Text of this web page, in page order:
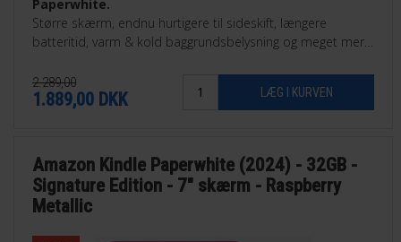
Paperwhite.
Større skærm, endnu hurtigere til sideskift, længere
batteritid, varm & kold baggrundsbelysning og meget mere.
2.289,00
1.889,00 DKK
Amazon Kindle Paperwhite (2024) - 32GB -
Signature Edition - 7" skærm - Raspberry
Metallic